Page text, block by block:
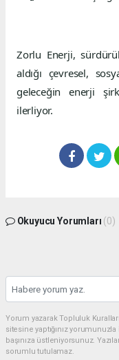
Zorlu Enerji,
aldığı çevresel,
geleceğin enerji
ilerliyor.
Okuyucu Yorumları (0)
Yorum yazarak Topluluk
sitesine yaptığınız
başınıza üstleniyorsunuz.
sorumlu tutulamaz.